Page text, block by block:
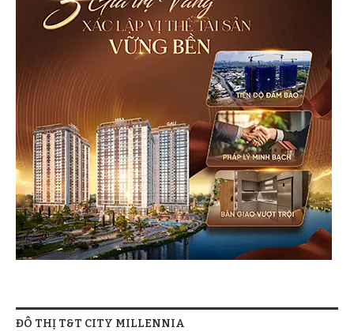
ĐÔ THỊ T&T CITY MILLENNIA